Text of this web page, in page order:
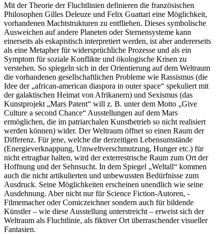
Mit der Theorie der Fluchtlinien definieren die französischen
Philosophen Gilles Deleuze und Felix Guattari eine Möglichkeit,
vorhandenen Machtstrukturen zu entfliehen. Dieses symbolische
Ausweichen auf andere Planeten oder Sternensysteme kann
einerseits als eskapistisch interpretiert werden, ist aber andererseits
als eine Metapher für widersprüchliche Prozesse und als ein
Symptom für soziale Konflikte und ökologische Krisen zu
verstehen. So spiegeln sich in der Orientierung auf dem Weltraum
die vorhandenen gesellschaftlichen Probleme wie Rassismus (die
Idee der „african-american diaspora in outer space“ spekuliert mit
der galaktischen Heimat von Afrikanern) und Sexismus (das
Kunstprojekt „Mars Patent“ will z. B. unter dem Motto „Give
Culture a second Chance“ Ausstellungen auf dem Mars
ermöglichen, die im patriarchalen Kunstbetrieb so nicht realisiert
werden können) wider. Der Weltraum öffnet so einen Raum der
Differenz. Für jene, welche die derzeitigen Lebensumstände
(Energieverknappung, Umweltverschmutzung, Hunger etc.) für
nicht ertragbar halten, wird der exterrestrische Raum zum Ort der
Hoffnung und der Sehnsucht. In dem Spiegel „Weltall“ kommen
auch die nicht artikulierten und unbewussten Bedürfnisse zum
Ausdruck. Seine Möglichkeiten erscheinen unendlich wie seine
Ausdehnung. Aber nicht nur für Science Fiction-Autoren, -
Filmemacher oder Comiczeichner sondern auch für bildende
Künstler – wie diese Ausstellung unterstreicht – erweist sich der
Weltraum als Fluchtlinie, als fiktiver Ort überraschender visueller
Fantasien.